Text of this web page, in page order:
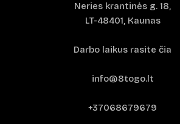
Neries krantinės g. 18,
LT-48401, Kaunas
Darbo laikus rasite čia
info@8togo.lt
+37068679679